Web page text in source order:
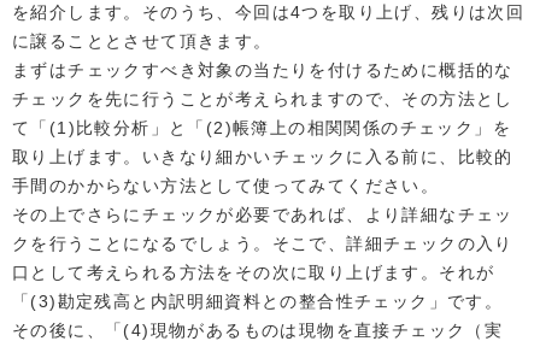
を紹介します。そのうち、今回は4つを取り上げ、残りは次回
に譲ることとさせて頂きます。
まずはチェックすべき対象の当たりを付けるために概括的な
チェックを先に行うことが考えられますので、その方法とし
て「(1)比較分析」と「(2)帳簿上の相関関係のチェック」を
取り上げます。いきなり細かいチェックに入る前に、比較的
手間のかからない方法として使ってみてください。
その上でさらにチェックが必要であれば、より詳細なチェッ
クを行うことになるでしょう。そこで、詳細チェックの入り
口として考えられる方法をその次に取り上げます。それが
「(3)勘定残高と内訳明細資料との整合性チェック」です。
その後に、「(4)現物があるものは現物を直接チェック（実